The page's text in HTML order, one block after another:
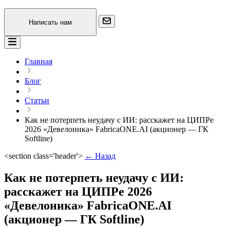
Написать нам
Главная
Блог
Статьи
Как не потерпеть неудачу с ИИ: расскажет на ЦИПРе
2026 «Девелоника» FabricaONE.AI (акционер — ГК
Softline)
<section class='header'> ← Назад
Как не потерпеть неудачу с ИИ:
расскажет на ЦИПРе 2026
«Девелоника» FabricaONE.AI
(акционер — ГК Softline)